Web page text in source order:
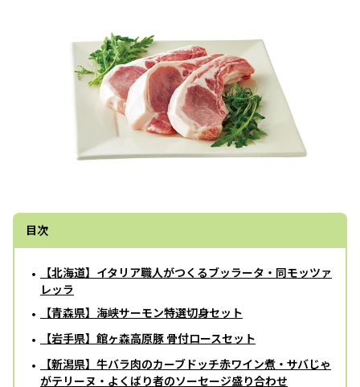
目次
【北海道】イタリア職人がつくるブッラータ・同モッツァ
レッラ
【青森県】海峡サーモン特選切身セット
【岩手県】館ヶ森高原豚 骨付ロースセット
【新潟県】牛バラ肉のカーブドッチ赤ワイン煮・サバじゃ
がテリーヌ・よくばり者のソーセージ盛り合わせ